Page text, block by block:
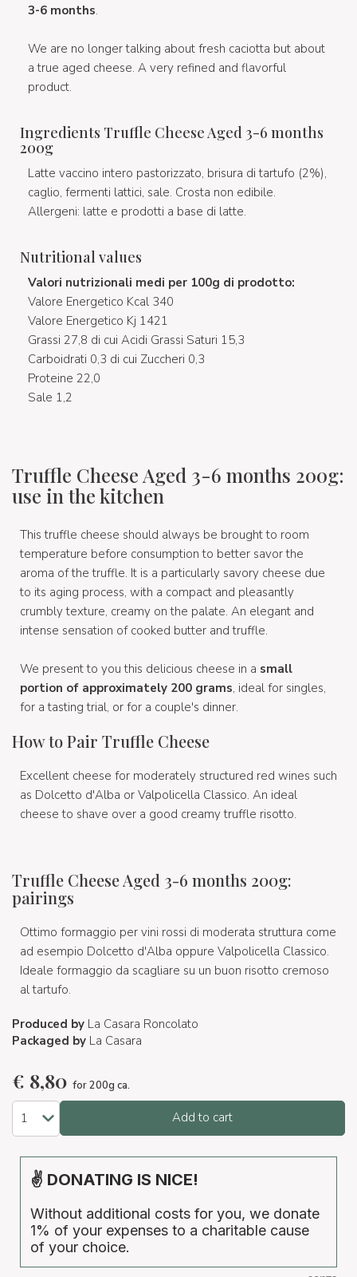
3-6 months.
We are no longer talking about fresh caciotta but about
a true aged cheese. A very refined and flavorful
product.
Ingredients Truffle Cheese Aged 3-6 months
200g
Latte vaccino intero pastorizzato, brisura di tartufo (2%),
caglio, fermenti lattici, sale. Crosta non edibile.
Allergeni: latte e prodotti a base di latte.
Nutritional values
Valori nutrizionali medi per 100g di prodotto:
Valore Energetico Kcal 340
Valore Energetico Kj 1421
Grassi 27,8 di cui Acidi Grassi Saturi 15,3
Carboidrati 0,3 di cui Zuccheri 0,3
Proteine 22,0
Sale 1,2
Truffle Cheese Aged 3-6 months 200g:
use in the kitchen
This truffle cheese should always be brought to room
temperature before consumption to better savor the
aroma of the truffle. It is a particularly savory cheese due
to its aging process, with a compact and pleasantly
crumbly texture, creamy on the palate. An elegant and
intense sensation of cooked butter and truffle.
We present to you this delicious cheese in a small
portion of approximately 200 grams, ideal for singles,
for a tasting trial, or for a couple's dinner.
How to Pair Truffle Cheese
Excellent cheese for moderately structured red wines such
as Dolcetto d'Alba or Valpolicella Classico. An ideal
cheese to shave over a good creamy truffle risotto.
Truffle Cheese Aged 3-6 months 200g:
pairings
Ottimo formaggio per vini rossi di moderata struttura come
ad esempio Dolcetto d'Alba oppure Valpolicella Classico.
Ideale formaggio da scagliare su un buon risotto cremoso
al tartufo.
Produced by La Casara Roncolato
Packaged by La Casara
€ 8,80 for 200g ca.
Add to cart
✌ DONATING IS NICE!
Without additional costs for you, we donate
1% of your expenses to a charitable cause
of your choice.